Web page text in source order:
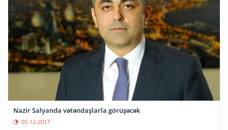
Nazir Salyanda vətəndaşlarla görüşəcək
05-12-2017